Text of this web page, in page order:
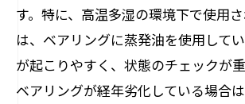
す。特に、高温多湿の環境下で使用
は、ベアリングに蒸発油を使用して
が起こりやすく、状態のチェックが重
ベアリングが経年劣化している場合